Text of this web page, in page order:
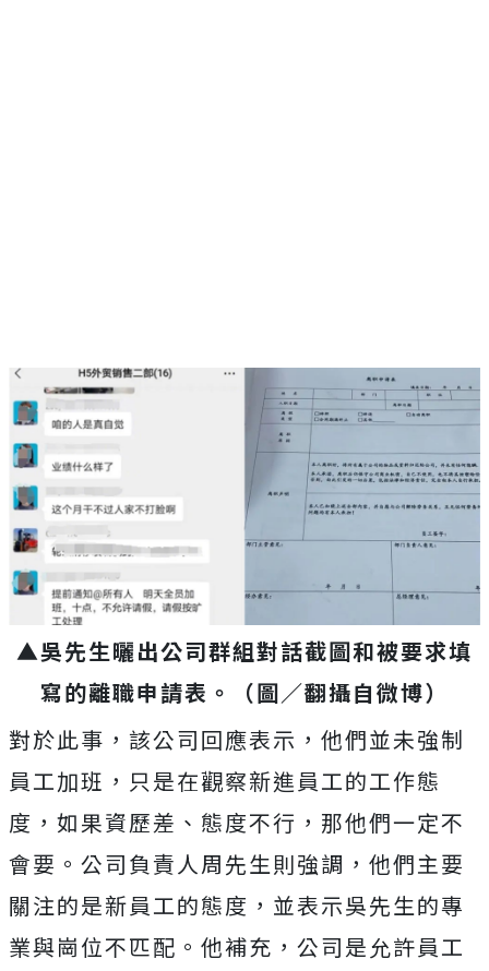
▲吳先生曬出公司群組對話截圖和被要求填
寫的離職申請表。（圖／翻攝自微博）
對於此事，該公司回應表示，他們並未強制
員工加班，只是在觀察新進員工的工作態
度，如果資歷差、態度不行，那他們一定不
會要。公司負責人周先生則強調，他們主要
關注的是新員工的態度，並表示吳先生的專
業與崗位不匹配。他補充，公司是允許員工